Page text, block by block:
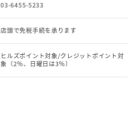
03-6455-5233
店頭で免税手続を承ります
ヒルズポイント対象/クレジットポイント対
象（2％、日曜日は3％）